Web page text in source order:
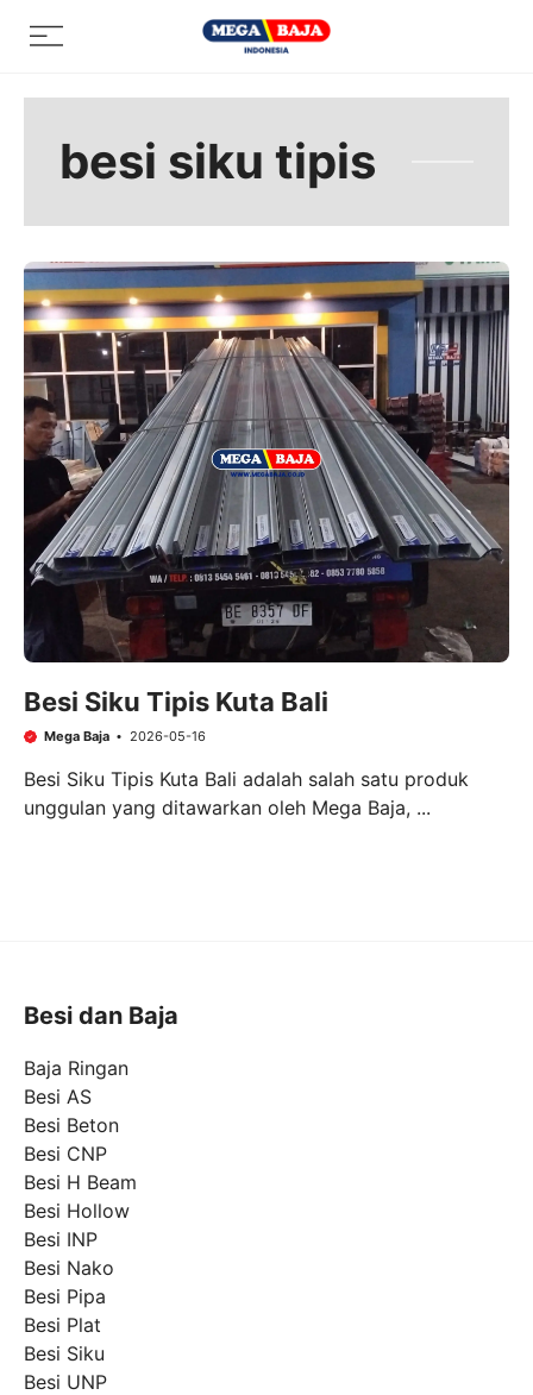
Menu
besi siku tipis
Besi Siku Tipis Kuta Bali
Mega Baja 2026-05-16
Besi Siku Tipis Kuta Bali adalah salah satu produk
unggulan yang ditawarkan oleh Mega Baja, ...
Besi dan Baja
Baja Ringan
Besi AS
Besi Beton
Besi CNP
Besi H Beam
Besi Hollow
Besi INP
Besi Nako
Besi Pipa
Besi Plat
Besi Siku
Besi UNP